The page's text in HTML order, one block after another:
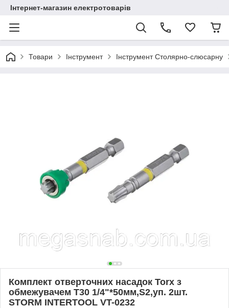
Інтернет-магазин електротоварів
Товари Інструмент Інструмент Столярно-слюсарну
Комплект отверточних насадок Torx з
обмежувачем T30 1/4"*50мм,S2,уп. 2шт.
STORM INTERTOOL VT-0232